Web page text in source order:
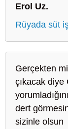
Erol Uz.
Rüyada süt
Gerçekten
çıkacak diye
dert
sizinle olsun